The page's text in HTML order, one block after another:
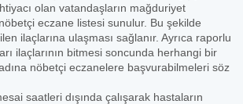
olan vatandaşların mağduriyet
eczane listesi sunulur. Bu şekilde
ilaçlarına ulaşması sağlanır. Ayrıca raporlu
ilaçlarının bitmesi soncunda herhangi bir
nöbetçi eczanelere başvurabilmeleri söz
saatleri dışında çalışarak hastaların